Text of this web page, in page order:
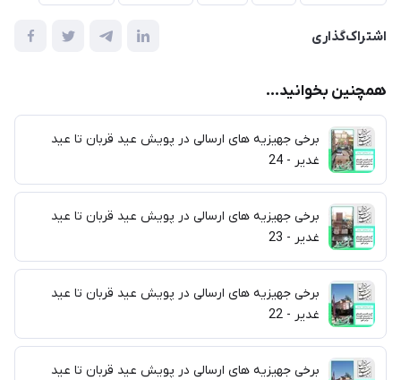
اشتراک‌گذاری
همچنین بخوانید...
برخی جهیزیه های ارسالی در پویش عید قربان تا عید
غدیر - 24
برخی جهیزیه های ارسالی در پویش عید قربان تا عید
غدیر - 23
برخی جهیزیه های ارسالی در پویش عید قربان تا عید
غدیر - 22
برخی جهیزیه های ارسالی در پویش عید قربان تا عید